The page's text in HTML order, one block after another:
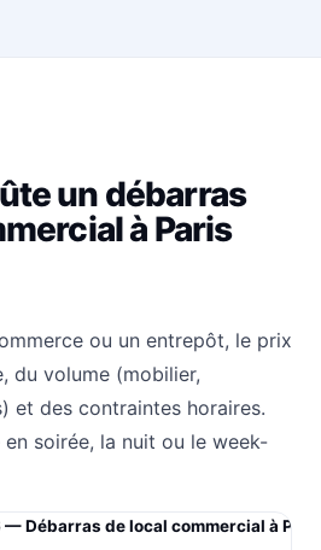
un débarras
à Paris
ou un entrepôt, le prix
du volume (mobilier,
et des contraintes horaires.
soirée, la nuit ou le week-
Débarras de local commercial à